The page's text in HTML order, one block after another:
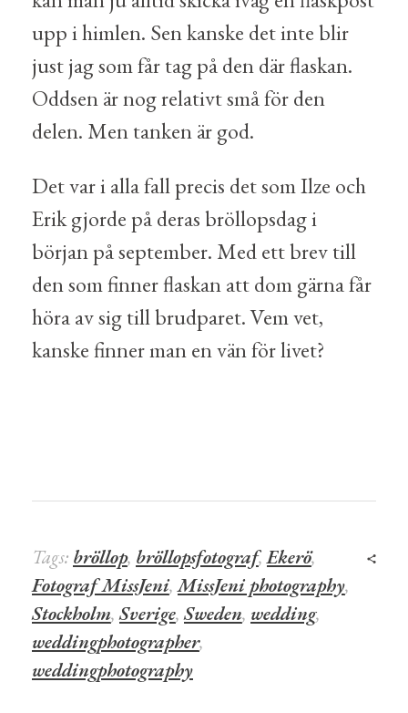
upp i himlen. Sen kanske det inte blir
just jag som får tag på den där flaskan.
Oddsen är nog relativt små för den
delen. Men tanken är god.
Det var i alla fall precis det som Ilze och
Erik gjorde på deras bröllopsdag i
början på september. Med ett brev till
den som finner flaskan att dom gärna får
höra av sig till brudparet. Vem vet,
kanske finner man en vän för livet?
Tags: bröllop, bröllopsfotograf,Ekerö,
Fotograf MissJeni,MissJeni photography,
Stockholm,Sverige,Sweden, wedding,
weddingphotographer,
weddingphotography